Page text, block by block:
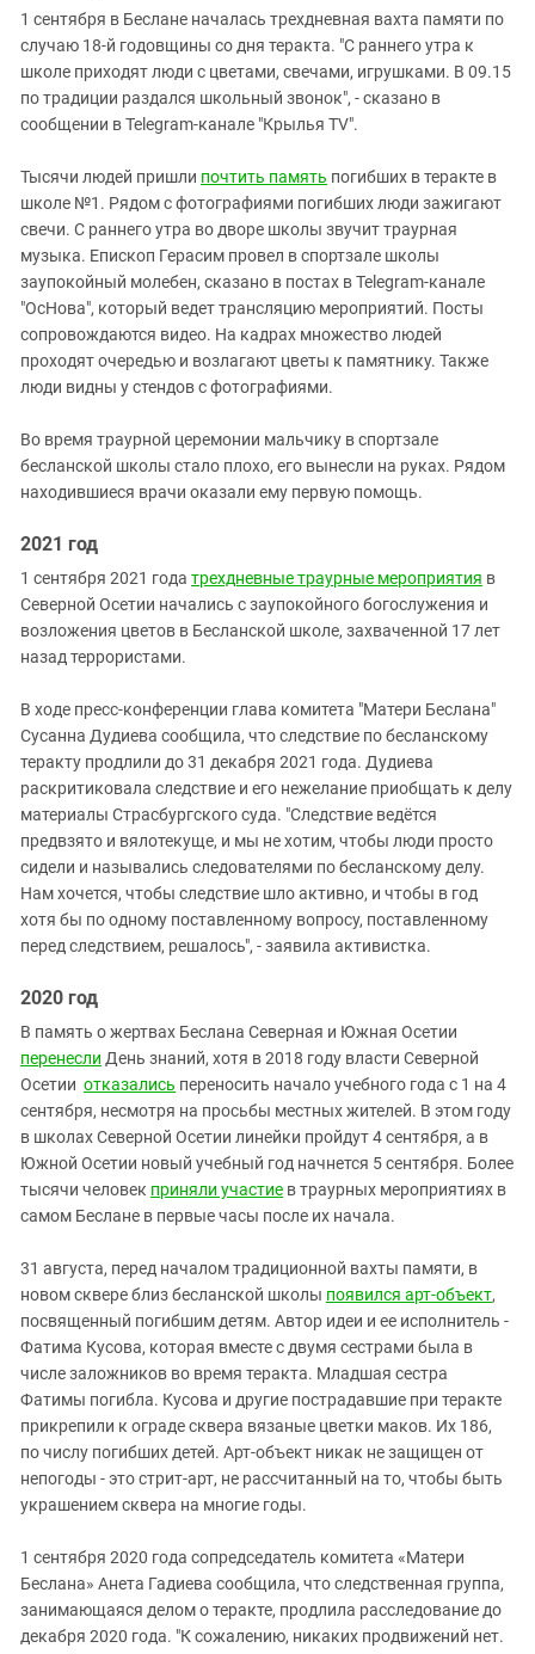
1 сентября в Беслане началась трехдневная вахта памяти по
случаю 18-й годовщины со дня теракта. "С раннего утра к
школе приходят люди с цветами, свечами, игрушками. В 09.15
по традиции раздался школьный звонок", - сказано в
сообщении в Telegram-канале "Крылья TV".
Тысячи людей пришли почтить память погибших в теракте в
школе №1. Рядом с фотографиями погибших люди зажигают
свечи. С раннего утра во дворе школы звучит траурная
музыка. Епископ Герасим провел в спортзале школы
заупокойный молебен, сказано в постах в Telegram-канале
"ОсНова", который ведет трансляцию мероприятий. Посты
сопровождаются видео. На кадрах множество людей
проходят очередью и возлагают цветы к памятнику. Также
люди видны у стендов с фотографиями.
Во время траурной церемонии мальчику в спортзале
бесланской школы стало плохо, его вынесли на руках. Рядом
находившиеся врачи оказали ему первую помощь.
2021 год
1 сентября 2021 года трехдневные траурные мероприятия в
Северной Осетии начались с заупокойного богослужения и
возложения цветов в Бесланской школе, захваченной 17 лет
назад террористами.
В ходе пресс-конференции глава комитета "Матери Беслана"
Сусанна Дудиева сообщила, что следствие по бесланскому
теракту продлили до 31 декабря 2021 года. Дудиева
раскритиковала следствие и его нежелание приобщать к делу
материалы Страсбургского суда. "Следствие ведётся
предвзято и вялотекуще, и мы не хотим, чтобы люди просто
сидели и назывались следователями по бесланскому делу.
Нам хочется, чтобы следствие шло активно, и чтобы в год
хотя бы по одному поставленному вопросу, поставленному
перед следствием, решалось", - заявила активистка.
2020 год
В память о жертвах Беслана Северная и Южная Осетии
перенесли День знаний, хотя в 2018 году власти Северной
Осетии отказались переносить начало учебного года с 1 на 4
сентября, несмотря на просьбы местных жителей. В этом году
в школах Северной Осетии линейки пройдут 4 сентября, а в
Южной Осетии новый учебный год начнется 5 сентября. Более
тысячи человек приняли участие в траурных мероприятиях в
самом Беслане в первые часы после их начала.
31 августа, перед началом традиционной вахты памяти, в
новом сквере близ бесланской школы появился арт-объект,
посвященный погибшим детям. Автор идеи и ее исполнитель -
Фатима Кусова, которая вместе с двумя сестрами была в
числе заложников во время теракта. Младшая сестра
Фатимы погибла. Кусова и другие пострадавшие при теракте
прикрепили к ограде сквера вязаные цветки маков. Их 186,
по числу погибших детей. Арт-объект никак не защищен от
непогоды - это стрит-арт, не рассчитанный на то, чтобы быть
украшением сквера на многие годы.
1 сентября 2020 года сопредседатель комитета «Матери
Беслана» Анета Гадиева сообщила, что следственная группа,
занимающаяся делом о теракте, продлила расследование до
декабря 2020 года. "К сожалению, никаких продвижений нет.